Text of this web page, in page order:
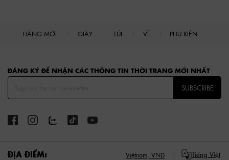
HÀNG MỚI GIÀY TÚI VÍ PHỤ KIỆN
ĐĂNG KÝ ĐỂ NHẬN CÁC THÔNG TIN THỜI TRANG MỚI NHẤT
SUBSCRIBE
ĐỊA ĐIỂM: Việtnam, VND Tiếng Việt